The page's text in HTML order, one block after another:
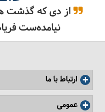
از دی که گذشت
نیامده‌ست
ارتباط با ما
عمومی